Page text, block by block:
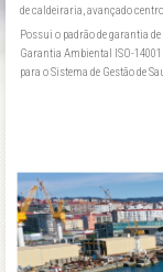
de caldeiraria, avançado
Possui o padrão de garantia
Garantia Ambiental ISO-
para o Sistema de Gestão de